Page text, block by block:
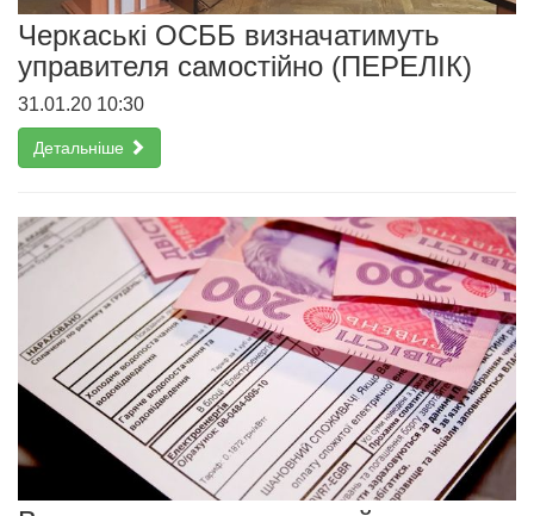
Черкаські ОСББ визначатимуть
управителя самостійно (ПЕРЕЛІК)
31.01.20 10:30
Детальніше